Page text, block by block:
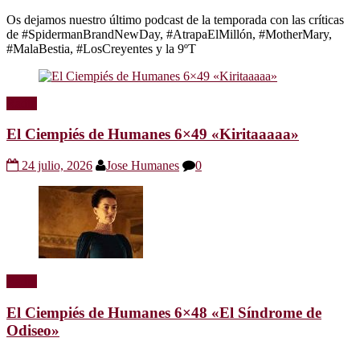
Os dejamos nuestro último podcast de la temporada con las críticas
de #SpidermanBrandNewDay, #AtrapaElMillón, #MotherMary,
#MalaBestia, #LosCreyentes y la 9ºT
El Ciempiés de Humanes 6×49 «Kiritaaaaa»
24 julio, 2026 Jose Humanes 0
El Ciempiés de Humanes 6×48 «El Síndrome de
Odiseo»